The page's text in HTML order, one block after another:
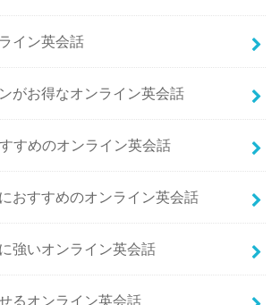
イン英会話
がお得なオンライン英会話
すめのオンライン英会話
おすすめのオンライン英会話
強いオンライン英会話
るオンライン英会話